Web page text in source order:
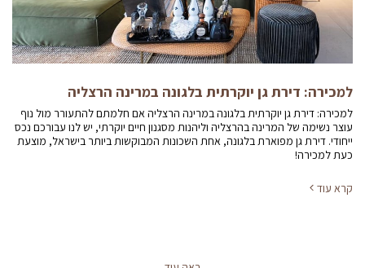
למכירה: דירת גן יוקרתית בלגונה במרינה הרצליה
למכירה: דירת גן יוקרתית בלגונה במרינה הרצליה אם חלמתם להתעורר מול נוף
עוצר נשימה של המרינה בהרצליה וליהנות מסגנון חיים יוקרתי, יש לנו עבורכם נכס
ייחודי. דירת גן מפוארת בלגונה, אחת השכונות המבוקשות ביותר בישראל, מוצעת
כעת למכירה!
קרא עוד